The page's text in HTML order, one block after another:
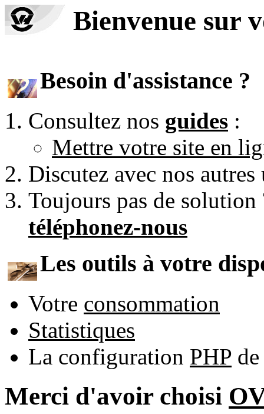
Bienvenue sur
Besoin d'assistance ?
Consultez nos guides :
Mettre votre site en
Discutez avec nos
Toujours pas de
téléphonez-nous
Les outils à votre
Votre consommation
Statistiques
La configuration PHP
Merci d'avoir choisi